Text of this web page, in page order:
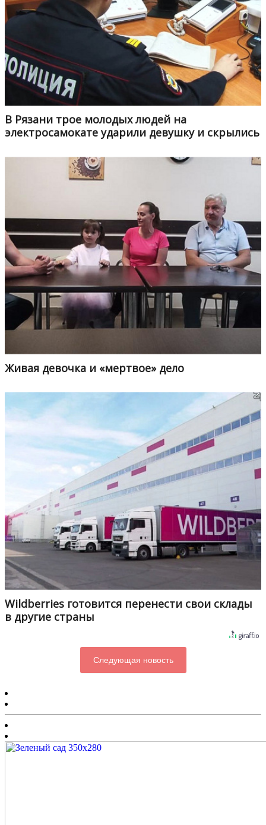
В Рязани трое молодых людей на
электросамокате ударили девушку и скрылись
Живая девочка и «мертвое» дело
Wildberries готовится перенести свои склады
в другие страны
Следующая новость